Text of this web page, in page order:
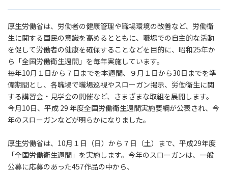
厚生労働省は、労働者の健康管理や職場環境の改善など、労働衛
生に関する国民の意識を高めるとともに、職場での自主的な活動
を促して労働者の健康を確保することなどを目的に、昭和25年か
ら「全国労働衛生週間」を毎年実施しています。
毎年10月１日から７日までを本週間、９月１日から30日までを準
備期間とし、各職場で職場巡視やスローガン掲示、労働衛生に関
する講習会・見学会の開催など、さまざまな取組を展開します。
今月10日、平成 29 年度全国労働衛生週間実施要綱が公表され、今
年のスローガンなどが明らかになりました。
厚生労働省は、10月１日（日）から７日（土）まで、平成29年度
「全国労働衛生週間」を実施します。今年のスローガンは、一般
公募に応募のあった457作品の中から、